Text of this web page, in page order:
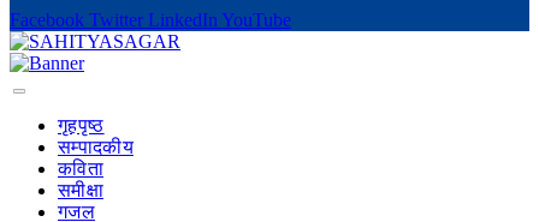
Facebook Twitter LinkedIn YouTube
गृहपृष्‍ठ
सम्पादकीय
कविता
समीक्षा
गजल